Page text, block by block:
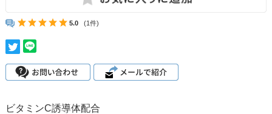
5.0 (1件)
ビタミンC誘導体配合